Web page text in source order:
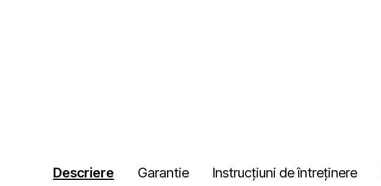
Descriere Garantie Instrucțiuni de întreținere